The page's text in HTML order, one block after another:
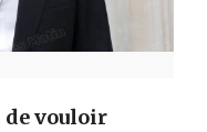
vouloir